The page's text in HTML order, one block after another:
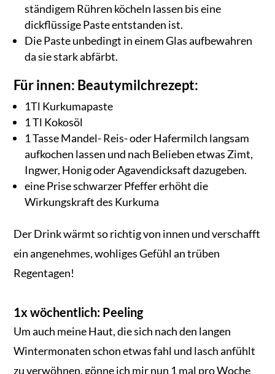
ständigem Rühren köcheln lassen bis eine
dickflüssige Paste entstanden ist.
Die Paste unbedingt in einem Glas aufbewahren
da sie stark abfärbt.
Für innen: Beautymilchrezept:
1Tl Kurkumapaste
1 Tl Kokosöl
1 Tasse Mandel- Reis- oder Hafermilch langsam
aufkochen lassen und nach Belieben etwas Zimt,
Ingwer, Honig oder Agavendicksaft dazugeben.
eine Prise schwarzer Pfeffer erhöht die
Wirkungskraft des Kurkuma
Der Drink wärmt so richtig von innen und verschafft
ein angenehmes, wohliges Gefühl an trüben
Regentagen!
1x wöchentlich: Peeling
Um auch meine Haut, die sich nach den langen
Wintermonaten schon etwas fahl und lasch anfühlt
zu verwöhnen, gönne ich mir nun 1 mal pro Woche